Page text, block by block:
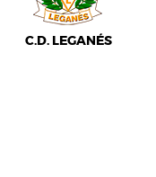
C.D. LEGANÉS